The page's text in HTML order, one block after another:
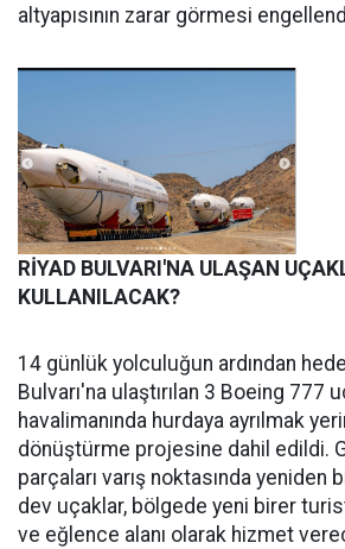
altyapısının zarar görmesi
RİYAD BULVARI'NA ULAŞAN
KULLANILACAK?
14 günlük yolculuğun ardından
Bulvarı'na ulaştırılan 3 Boeing 777
havalimanında hurdaya ayrılmak
dönüştürme projesine dahil edildi.
parçaları varış noktasında yeniden
dev uçaklar, bölgede yeni birer
ve eğlence alanı olarak hizmet